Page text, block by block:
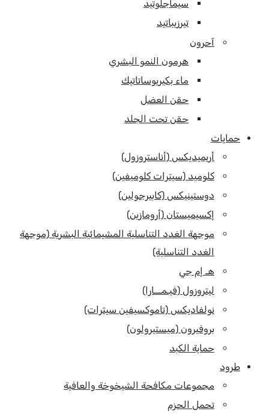
سيماجلوتيد
تيرزيباتيد
آحرون
هرمون النمو البشري
ماء بكيريوساتاتيك
حقن العضل
حقن تحت الجلد
حمايات
أريميديكس (أناستروزول)
كلوميد (سيترات كلوميفين)
دوستينيكس (كابيرجولين)
إكسيميستان (أرومازين)
موجهة الغدد التناسلية المشيمائية البشرية (موجهة
الغدد التناسلية)
هـ إم جي
ليتروزول (فيـمـــارا)
نولفاديكس (تاموكسيفين سيترات)
بروفيرون (ميستيرولون)
حماية الكبد
طرود
مجموعات مكافحة الشيخوخة والعافية
تحمل الحزم